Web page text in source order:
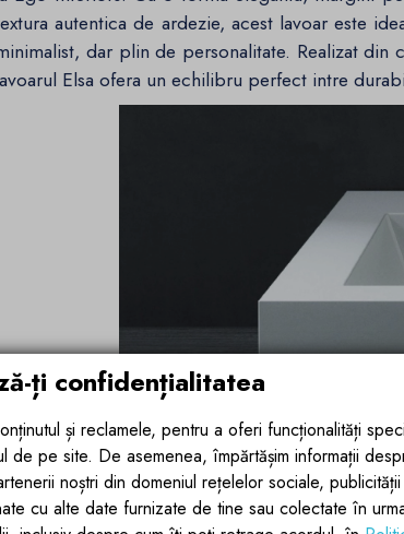
autentica de ardezie, acest lavoar este
dar plin de personalitate. Realizat din
Elsa ofera un echilibru perfect intre
ți confidențialitatea
și reclamele, pentru a oferi funcționalități
de pe site. De asemenea, împărtășim informații
noștri din domeniul rețelelor sociale, publicității
cu alte date furnizate de tine sau colectate în